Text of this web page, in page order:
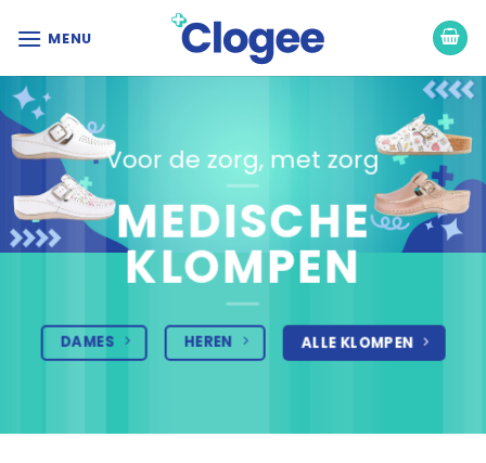
naar MENU
Voor de zorg, met zorg
MEDISCHE
KLOMPEN
DAMES HEREN ALLE KLOMPEN